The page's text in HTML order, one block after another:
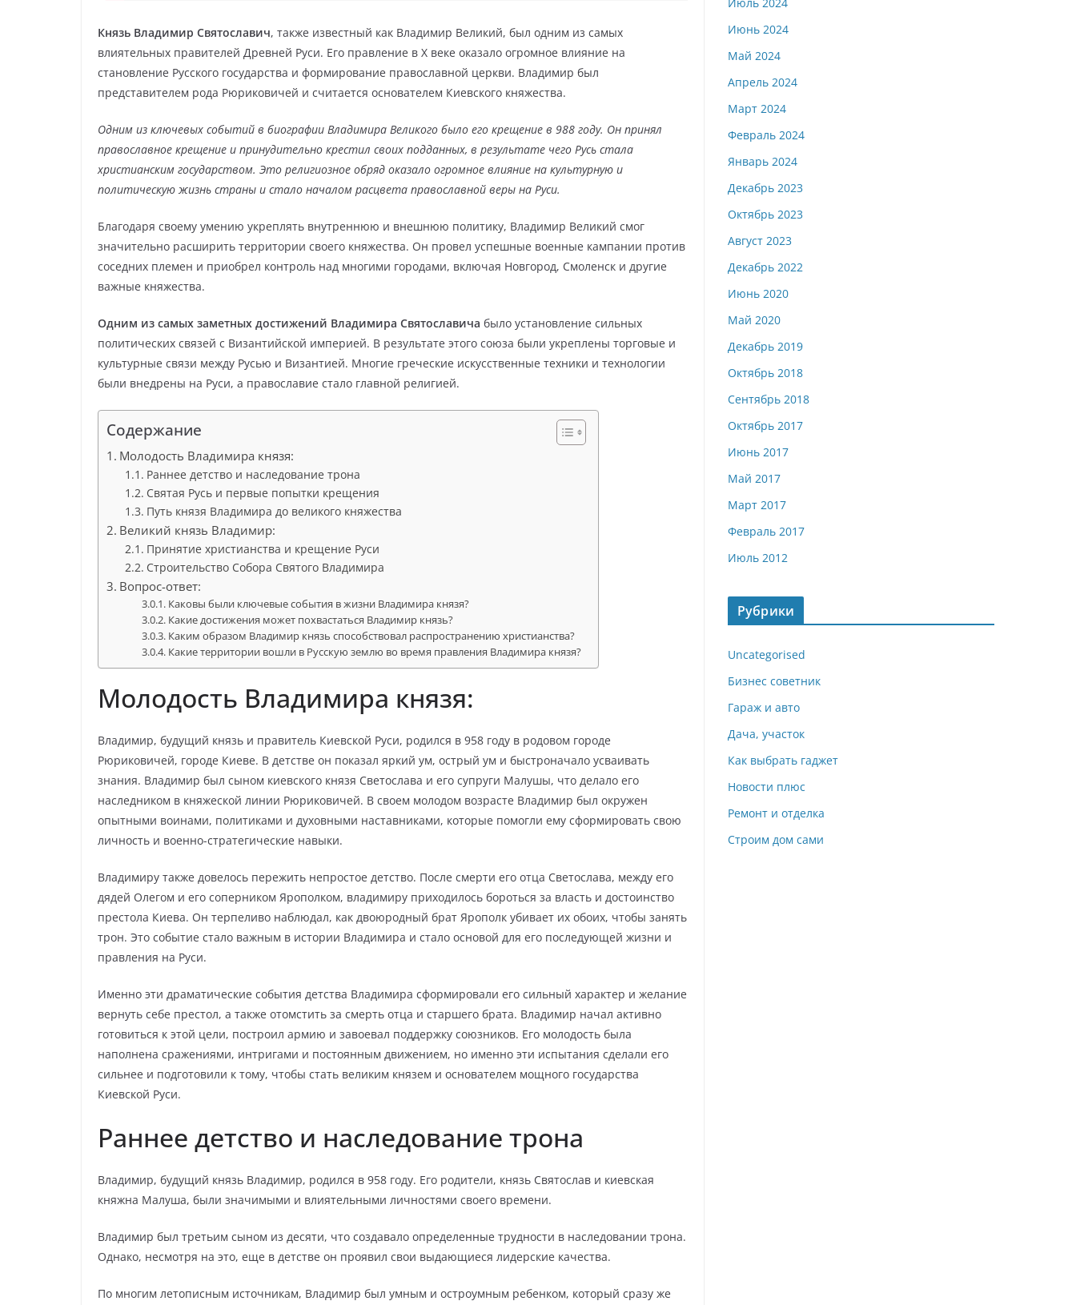
Князь Владимир Святославич, также известный как Владимир Великий, был одним из самых
влиятельных правителей Древней Руси. Его правление в X веке оказало огромное влияние на
становление Русского государства и формирование православной церкви. Владимир был
представителем рода Рюриковичей и считается основателем Киевского княжества.
Одним из ключевых событий в биографии Владимира Великого было его крещение в 988 году. Он принял
православное крещение и принудительно крестил своих подданных, в результате чего Русь стала
христианским государством. Это религиозное обряд оказало огромное влияние на культурную и
политическую жизнь страны и стало началом расцвета православной веры на Руси.
Благодаря своему умению укреплять внутреннюю и внешнюю политику, Владимир Великий смог
значительно расширить территории своего княжества. Он провел успешные военные кампании против
соседних племен и приобрел контроль над многими городами, включая Новгород, Смоленск и другие
важные княжества.
Одним из самых заметных достижений Владимира Святославича было установление сильных
политических связей с Византийской империей. В результате этого союза были укреплены торговые и
культурные связи между Русью и Византией. Многие греческие искусственные техники и технологии
были внедрены на Руси, а православие стало главной религией.
Содержание
Молодость Владимира князя:
Раннее детство и наследование трона
Святая Русь и первые попытки крещения
Путь князя Владимира до великого княжества
Великий князь Владимир:
Принятие христианства и крещение Руси
Строительство Собора Святого Владимира
Вопрос-ответ:
Каковы были ключевые события в жизни Владимира князя?
Какие достижения может похвастаться Владимир князь?
Каким образом Владимир князь способствовал распространению христианства?
Какие территории вошли в Русскую землю во время правления Владимира князя?
Молодость Владимира князя:
Владимир, будущий князь и правитель Киевской Руси, родился в 958 году в родовом городе
Рюриковичей, городе Киеве. В детстве он показал яркий ум, острый ум и быстроначало усваивать
знания. Владимир был сыном киевского князя Светослава и его супруги Малушы, что делало его
наследником в княжеской линии Рюриковичей. В своем молодом возрасте Владимир был окружен
опытными воинами, политиками и духовными наставниками, которые помогли ему сформировать свою
личность и военно-стратегические навыки.
Владимиру также довелось пережить непростое детство. После смерти его отца Светослава, между его
дядей Олегом и его соперником Ярополком, владимиру приходилось бороться за власть и достоинство
престола Киева. Он терпеливо наблюдал, как двоюродный брат Ярополк убивает их обоих, чтобы занять
трон. Это событие стало важным в истории Владимира и стало основой для его последующей жизни и
правления на Руси.
Именно эти драматические события детства Владимира сформировали его сильный характер и желание
вернуть себе престол, а также отомстить за смерть отца и старшего брата. Владимир начал активно
готовиться к этой цели, построил армию и завоевал поддержку союзников. Его молодость была
наполнена сражениями, интригами и постоянным движением, но именно эти испытания сделали его
сильнее и подготовили к тому, чтобы стать великим князем и основателем мощного государства
Киевской Руси.
Раннее детство и наследование трона
Владимир, будущий князь Владимир, родился в 958 году. Его родители, князь Святослав и киевская
княжна Малуша, были значимыми и влиятельными личностями своего времени.
Владимир был третьим сыном из десяти, что создавало определенные трудности в наследовании трона.
Однако, несмотря на это, еще в детстве он проявил свои выдающиеся лидерские качества.
По многим летописным источникам, Владимир был умным и остроумным ребенком, который сразу же
Июнь 2024
Май 2024
Апрель 2024
Март 2024
Февраль 2024
Январь 2024
Декабрь 2023
Октябрь 2023
Август 2023
Декабрь 2022
Июнь 2020
Май 2020
Декабрь 2019
Октябрь 2018
Сентябрь 2018
Октябрь 2017
Июнь 2017
Май 2017
Март 2017
Февраль 2017
Июль 2012
Рубрики
Uncategorised
Бизнес советник
Гараж и авто
Дача, участок
Как выбрать гаджет
Новости плюс
Ремонт и отделка
Строим дом сами